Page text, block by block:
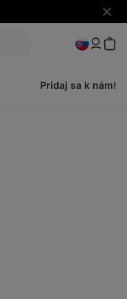
Skryť
Pridaj sa k nám!